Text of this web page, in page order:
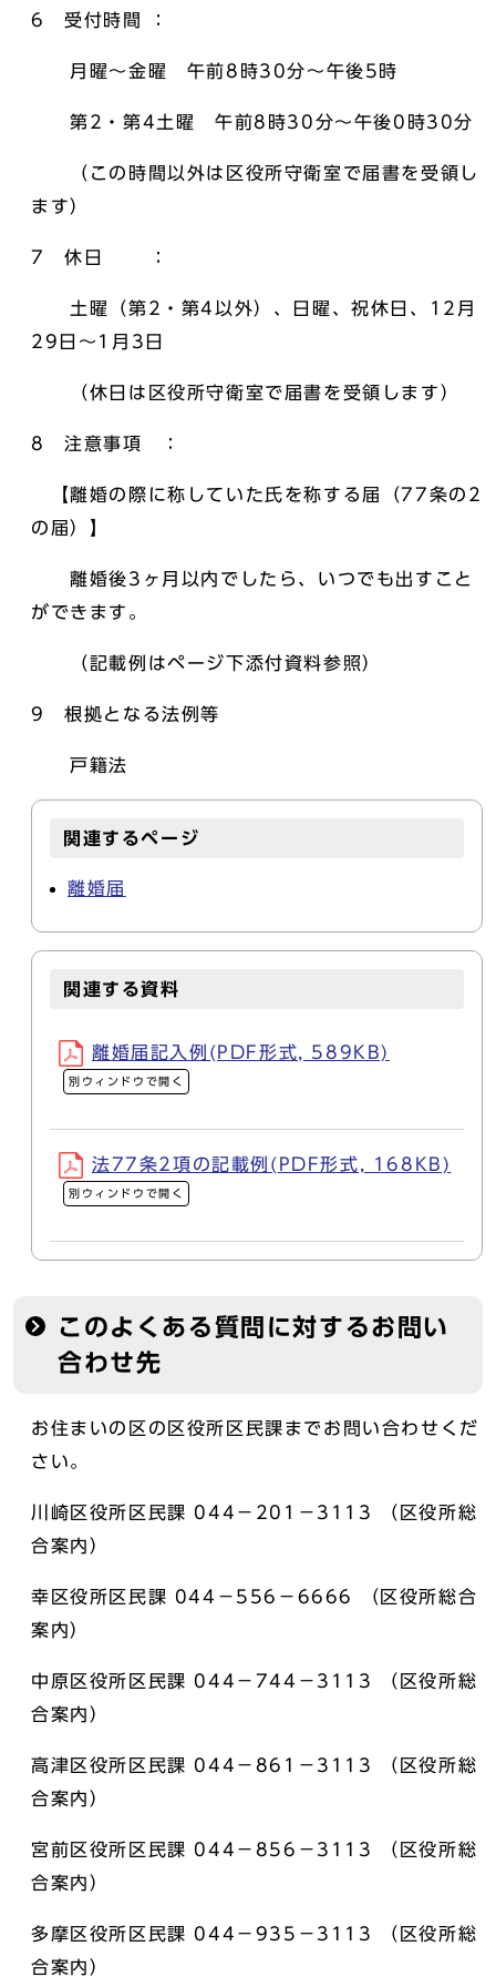
6 受付時間 ：
月曜～金曜 午前8時30分～午後5時
第2・第4土曜 午前8時30分～午後0時30分
（この時間以外は区役所守衛室で届書を受領し
ます）
7 休日 ：
土曜（第2・第4以外）、日曜、祝休日、12月
29日～1月3日
（休日は区役所守衛室で届書を受領します）
8 注意事項 ：
【離婚の際に称していた氏を称する届（77条の2
の届）】
離婚後3ヶ月以内でしたら、いつでも出すこと
ができます。
（記載例はページ下添付資料参照）
9 根拠となる法例等
戸籍法
関連するページ
離婚届
関連する資料
離婚届記入例(PDF形式, 589KB)
別ウィンドウで開く
法77条2項の記載例(PDF形式, 168KB)
別ウィンドウで開く
このよくある質問に対するお問い
合わせ先
お住まいの区の区役所区民課までお問い合わせくだ
さい。
川崎区役所区民課 044－201－3113 （区役所総
合案内）
幸区役所区民課 044－556－6666 （区役所総合
案内）
中原区役所区民課 044－744－3113 （区役所総
合案内）
高津区役所区民課 044－861－3113 （区役所総
合案内）
宮前区役所区民課 044－856－3113 （区役所総
合案内）
多摩区役所区民課 044－935－3113 （区役所総
合案内）